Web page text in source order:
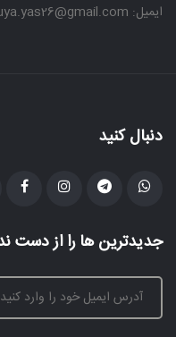
ایمیل: puya.yas26@gmail.com
دنبال کنید
جدیدترین ها را از دست